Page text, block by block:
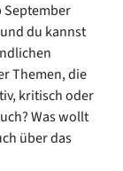
September
du kannst
Themen, die
kritisch oder
Was wollt
über das